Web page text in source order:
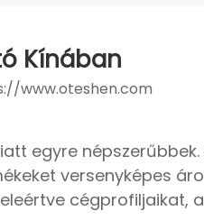
Kínában
www.oteshen.com
egyre népszerűbbek.
versenyképes
cégprofiljaikat,